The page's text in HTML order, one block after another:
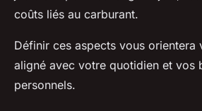
coûts liés au carburant.
Définir ces aspects vous orientera
aligné avec votre quotidien et vos
personnels.